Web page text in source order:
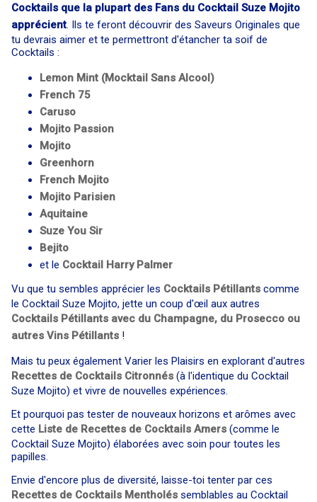
Cocktails que la plupart des Fans du Cocktail Suze Mojito
apprécient. Ils te feront découvrir des Saveurs Originales que
tu devrais aimer et te permettront d'étancher ta soif de
Cocktails :
Lemon Mint (Mocktail Sans Alcool)
French 75
Caruso
Mojito Passion
Mojito
Greenhorn
French Mojito
Mojito Parisien
Aquitaine
Suze You Sir
Bejito
et le Cocktail ​ Harry Palmer
Vu que tu sembles apprécier les Cocktails Pétillants comme
le Cocktail Suze Mojito, jette un coup d'œil aux autres
Cocktails Pétillants avec du Champagne, du Prosecco ou
autres Vins Pétillants !
Mais tu peux également Varier les Plaisirs en explorant d'autres
Recettes de Cocktails Citronnés (à l'identique du Cocktail
Suze Mojito) et vivre de nouvelles expériences.
Et pourquoi pas tester de nouveaux horizons et arômes avec
cette Liste de Recettes de Cocktails Amers (comme le
Cocktail Suze Mojito) élaborées avec soin pour toutes les
papilles.
Envie d'encore plus de diversité, laisse-toi tenter par ces
Recettes de Cocktails Mentholés semblables au Cocktail